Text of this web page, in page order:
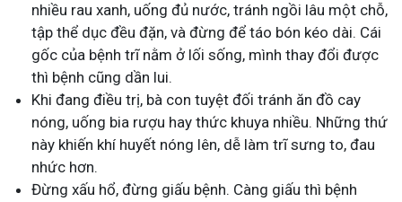
nhiều rau xanh, uống đủ nước, tránh ngồi lâu một chỗ,
tập thể dục đều đặn, và đừng để táo bón kéo dài. Cái
gốc của bệnh trĩ nằm ở lối sống, mình thay đổi được
thì bệnh cũng dần lui.
Khi đang điều trị, bà con tuyệt đối tránh ăn đồ cay
nóng, uống bia rượu hay thức khuya nhiều. Những thứ
này khiến khí huyết nóng lên, dễ làm trĩ sưng to, đau
nhức hơn.
Đừng xấu hổ, đừng giấu bệnh. Càng giấu thì bệnh